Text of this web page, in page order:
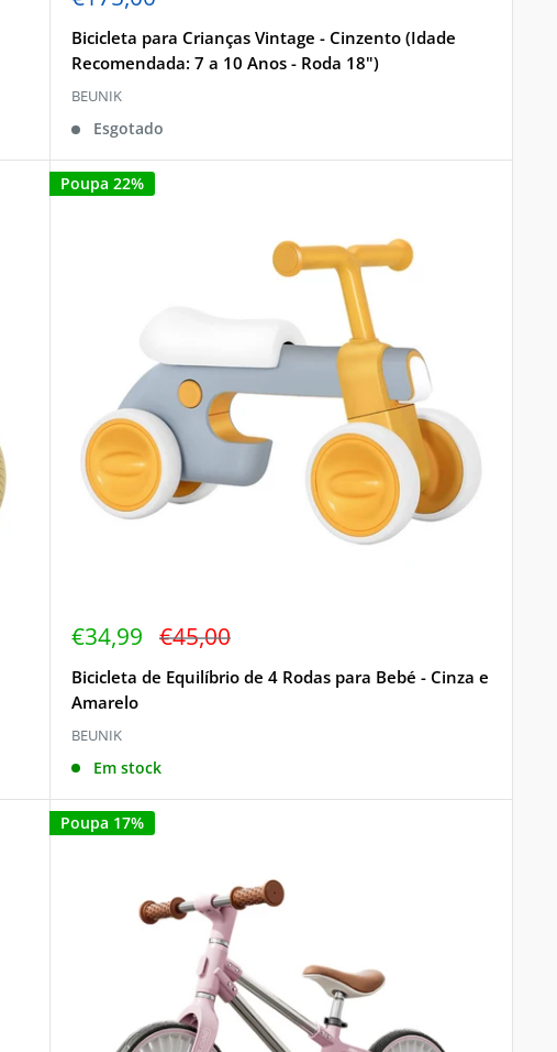
venda
Bicicleta para Crianças Vintage - Cinzento (Idade
Recomendada: 7 a 10 Anos - Roda 18")
BEUNIK
Esgotado
Poupa 22%
Preço
venda
€34,99 Preço
regular
€45,00
Bicicleta de Equilíbrio de 4 Rodas para Bebé - Cinza e
Amarelo
BEUNIK
Em stock
Poupa 17%